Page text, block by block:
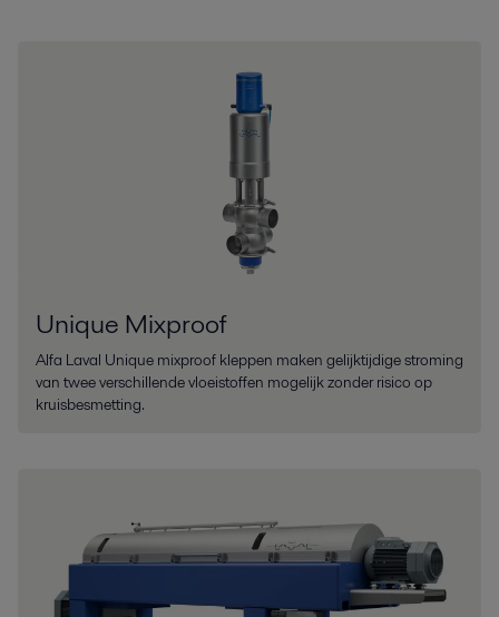
Unique Mixproof
Alfa Laval Unique mixproof kleppen maken gelijktijdige stroming
van twee verschillende vloeistoffen mogelijk zonder risico op
kruisbesmetting.